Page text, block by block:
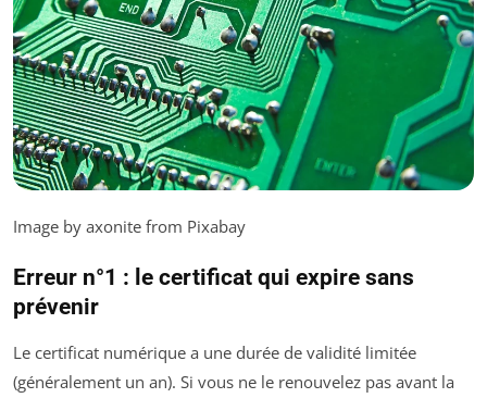
Image by axonite from Pixabay
Erreur n°1 : le certificat qui expire sans
prévenir
Le certificat numérique a une durée de validité limitée
(généralement un an). Si vous ne le renouvelez pas avant la